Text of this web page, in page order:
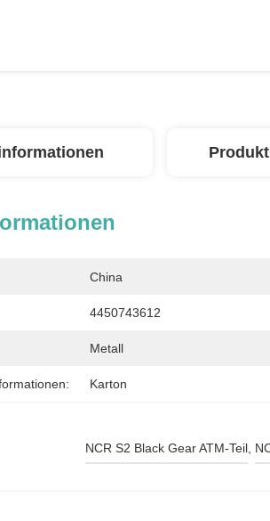
China
4450743612
Metall
Karton
NCR S2 Black Gear ATM-Teil,